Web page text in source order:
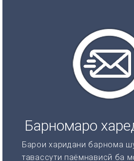
Барномаро
Барои харидани барнома
тавассути паёмнависӣ ба